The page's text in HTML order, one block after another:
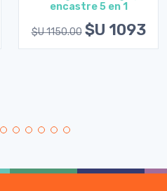
encastre 5 en 1
$U 1150.00 $U 1093